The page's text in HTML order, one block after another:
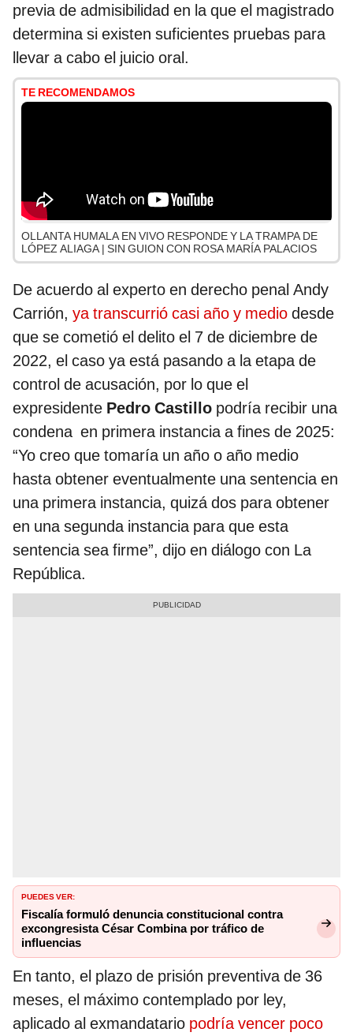
previa de admisibilidad en la que el magistrado
determina si existen suficientes pruebas para
llevar a cabo el juicio oral.
TE RECOMENDAMOS
OLLANTA HUMALA EN VIVO RESPONDE Y LA TRAMPA DE
LÓPEZ ALIAGA | SIN GUION CON ROSA MARÍA PALACIOS
De acuerdo al experto en derecho penal Andy
Carrión, ya transcurrió casi año y medio desde
que se cometió el delito el 7 de diciembre de
2022, el caso ya está pasando a la etapa de
control de acusación, por lo que el
expresidente Pedro Castillo podría recibir una
condena en primera instancia a fines de 2025:
“Yo creo que tomaría un año o año medio
hasta obtener eventualmente una sentencia en
una primera instancia, quizá dos para obtener
en una segunda instancia para que esta
sentencia sea firme”, dijo en diálogo con La
República.
PUEDES VER:
Fiscalía formuló denuncia constitucional contra
excongresista César Combina por tráfico de
influencias
En tanto, el plazo de prisión preventiva de 36
meses, el máximo contemplado por ley,
aplicado al exmandatario podría vencer poco